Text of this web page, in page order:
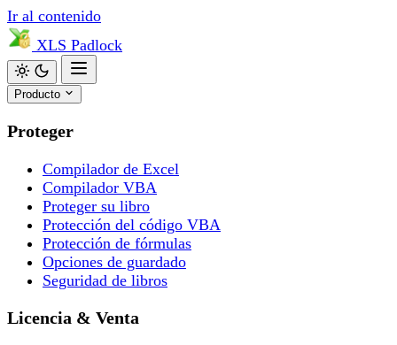
Ir al contenido
XLS Padlock
Producto
Proteger
Compilador de Excel
Compilador VBA
Proteger su libro
Protección del código VBA
Protección de fórmulas
Opciones de guardado
Seguridad de libros
Licencia & Venta